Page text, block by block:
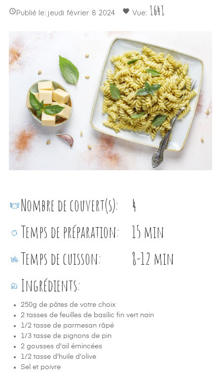
Publié le: jeudi février 8 2024 favorite Vue: 1641
Nombre de couvert(s):
4
Temps de préparation:
15 min
Temps de cuisson:
8-12 min
Ingrédients:
250g de pâtes de votre choix
2 tasses de feuilles de basilic fin vert nain
1/2 tasse de parmesan râpé
1/3 tasse de pignons de pin
2 gousses d'ail émincées
1/2 tasse d'huile d'olive
Sel et poivre